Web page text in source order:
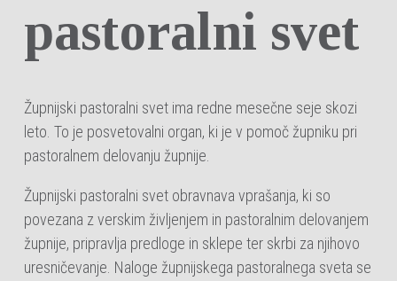
pastoralni svet
Župnijski pastoralni svet ima redne mesečne seje skozi
leto. To je posvetovalni organ, ki je v pomoč župniku pri
pastoralnem delovanju župnije.
Župnijski pastoralni svet obravnava vprašanja, ki so
povezana z verskim življenjem in pastoralnim delovanjem
župnije, pripravlja predloge in sklepe ter skrbi za njihovo
uresničevanje. Naloge župnijskega pastoralnega sveta se